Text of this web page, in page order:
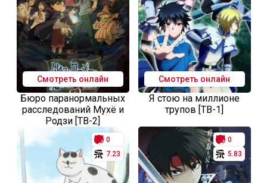
Смотреть онлайн
Бюро паранормальных
расследований Мухё и
Родзи [ТВ-2]
Смотреть онлайн
Я стою на миллионе
трупов [ТВ-1]
0
7.23
0
5.83